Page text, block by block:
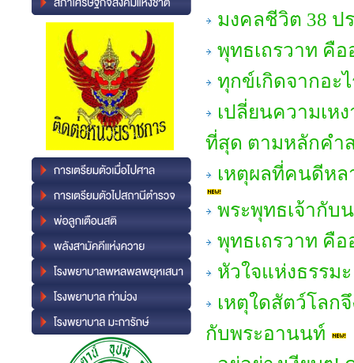
มงคลชีวิต 38 ป
พุทธเถรวาท คือ
ทุกข์เกิดจากอะ
เปลี่ยนความเห
ที่สุด ตามหลักคำ
เหตุผลที่คนดีห
พระพุทธเจ้ากับ
พุทธเถรวาท คือ
หัวใจแห่งธรรม
เหตุใดสัตว์โลก
กับพระอานนท์